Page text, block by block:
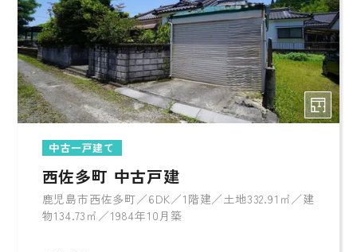
中古一戸建て
西佐多町 中古戸建
鹿児島市西佐多町／6DK／1階建／土地332.91㎡／建
物134.73㎡／1984年10月築